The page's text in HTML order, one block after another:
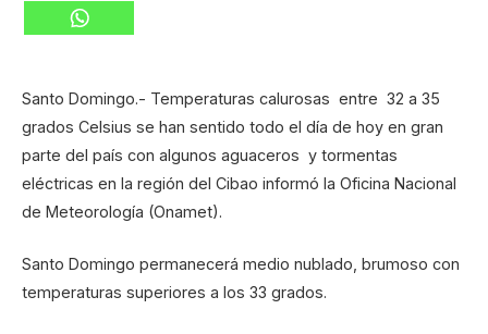
Santo Domingo.- Temperaturas calurosas entre 32 a 35
grados Celsius se han sentido todo el día de hoy en gran
parte del país con algunos aguaceros y tormentas
eléctricas en la región del Cibao informó la Oficina Nacional
de Meteorología (Onamet).
Santo Domingo permanecerá medio nublado, brumoso con
temperaturas superiores a los 33 grados.